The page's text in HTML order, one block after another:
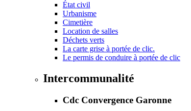
État civil
Urbanisme
Cimetière
Location de salles
Déchets verts
La carte grise à portée de clic.
Le permis de conduire à portée de clic
Intercommunalité
Cdc Convergence Garonne